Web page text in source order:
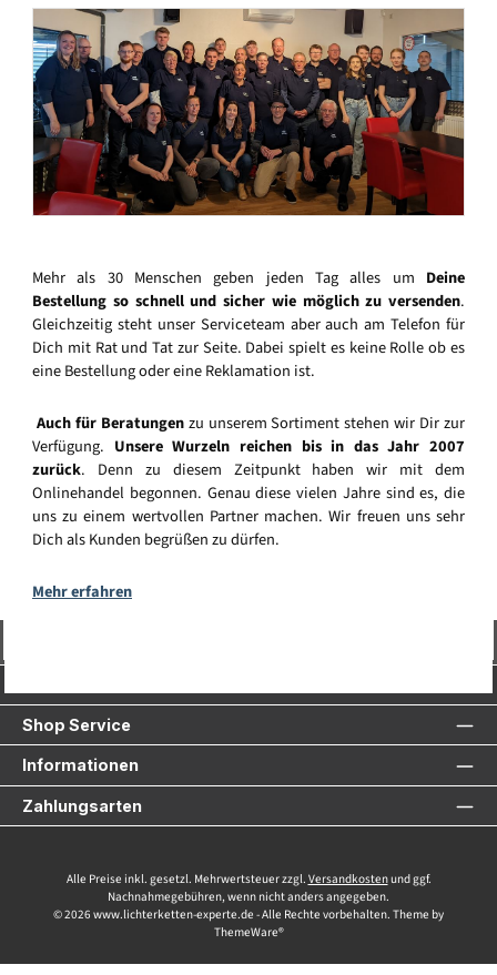
Mehr als 30 Menschen geben jeden Tag alles um Deine
Bestellung so schnell und sicher wie möglich zu versenden.
Gleichzeitig steht unser Serviceteam aber auch am Telefon für
Dich mit Rat und Tat zur Seite. Dabei spielt es keine Rolle ob es
eine Bestellung oder eine Reklamation ist.
Auch für Beratungenzu unserem Sortiment stehen wir Dir zur
Verfügung. Unsere Wurzeln reichen bis in das Jahr 2007
zurück. Denn zu diesem Zeitpunkt haben wir mit dem
Onlinehandel begonnen. Genau diese vielen Jahre sind es, die
uns zu einem wertvollen Partner machen. Wir freuen uns sehr
Dich als Kunden begrüßen zu dürfen.
Mehr erfahren
Shop Service
Informationen
Zahlungsarten
Alle Preise inkl. gesetzl. Mehrwertsteuer zzgl. Versandkostenund ggf.
Nachnahmegebühren, wenn nicht anders angegeben.
© 2026 www.lichterketten-experte.de - Alle Rechte vorbehalten. Theme by
ThemeWare®